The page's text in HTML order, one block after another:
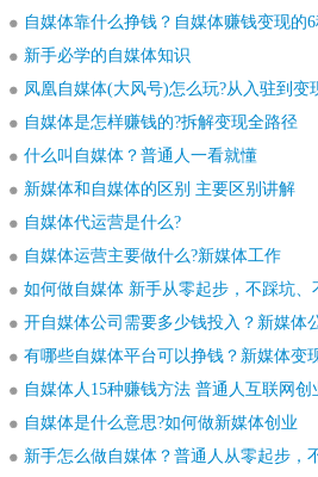
自媒体靠什么挣钱？自媒体赚钱变现的
新手必学的自媒体知识
凤凰自媒体(大风号)怎么玩?从入驻到变
自媒体是怎样赚钱的?拆解变现全路径
什么叫自媒体？普通人一看就懂
新媒体和自媒体的区别 主要区别讲解
自媒体代运营是什么?
自媒体运营主要做什么?新媒体工作
如何做自媒体 新手从零起步，不踩坑、
开自媒体公司需要多少钱投入？新媒体
有哪些自媒体平台可以挣钱？新媒体变
自媒体人15种赚钱方法 普通人互联网创
自媒体是什么意思?如何做新媒体创业
新手怎么做自媒体？普通人从零起步，